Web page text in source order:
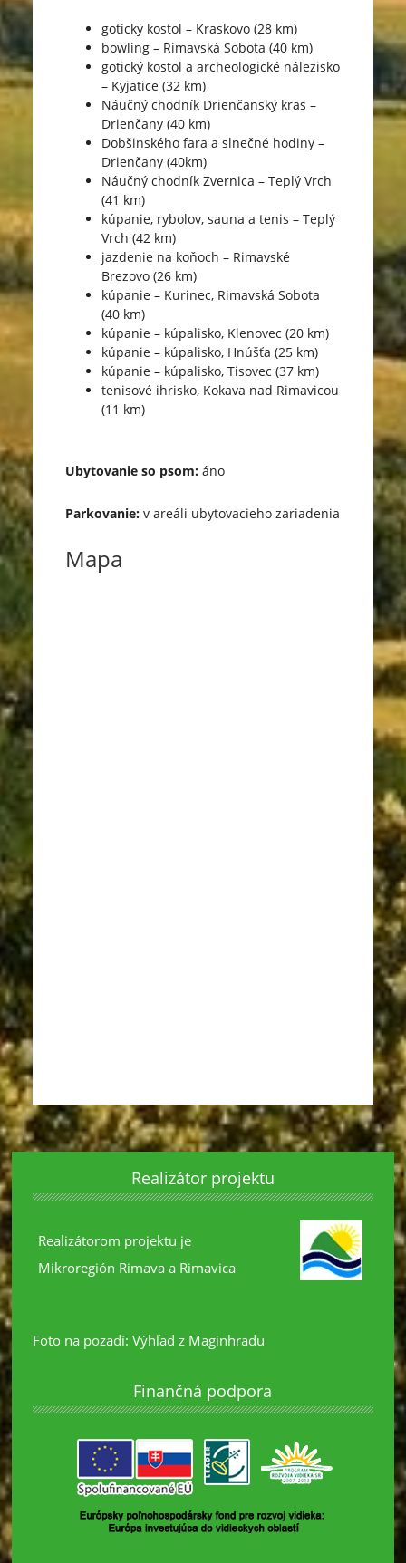
gotický kostol – Kraskovo (28 km)
bowling – Rimavská Sobota (40 km)
gotický kostol a archeologické nálezisko
– Kyjatice (32 km)
Náučný chodník Drienčanský kras –
Drienčany (40 km)
Dobšinského fara a slnečné hodiny –
Drienčany (40km)
Náučný chodník Zvernica – Teplý Vrch
(41 km)
kúpanie, rybolov, sauna a tenis – Teplý
Vrch (42 km)
jazdenie na koňoch – Rimavské
Brezovo (26 km)
kúpanie – Kurinec, Rimavská Sobota
(40 km)
kúpanie – kúpalisko, Klenovec (20 km)
kúpanie – kúpalisko, Hnúšťa (25 km)
kúpanie – kúpalisko, Tisovec (37 km)
tenisové ihrisko, Kokava nad Rimavicou
(11 km)
Ubytovanie so psom:áno
Parkovanie:v areáli ubytovacieho zariadenia
Mapa
Realizátor projektu
Realizátorom projektu je
Mikroregión Rimava a Rimavica
Foto na pozadí: Výhľad z Maginhradu
Finančná podpora